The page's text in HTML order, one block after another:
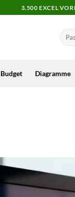
3.500 EXCEL
Budget Diagramme